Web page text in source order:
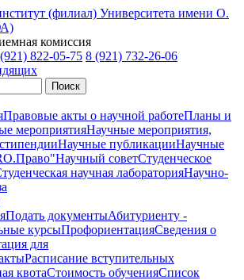
(филиал) Университета имени О.
комиссия
822-05-75 8 (921) 732-26-06
Поиск
Правовые акты о научной работеПланы и
мероприятияНаучные мероприятия,
Научные публикацииНаучные
Научный советСтуденческое
научная лабораторияНаучно-
Подать документыАбитуриенту -
курсыПрофориентацияСведения о
для
Расписание вступительных
квотаСтоимость обученияCписок